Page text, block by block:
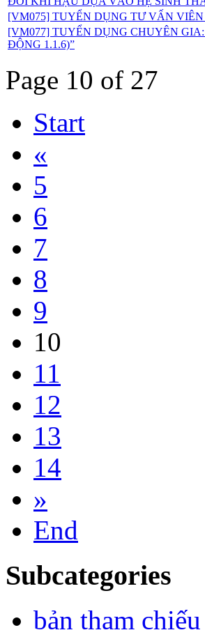
[VM075] TUYỂN DỤNG TƯ VẤN
[VM077] TUYỂN DỤNG CHUYÊN
ĐỘNG 1.1.6)”
Page 10 of 27
Start
«
5
6
7
8
9
10
11
12
13
14
»
End
Subcategories
bản tham